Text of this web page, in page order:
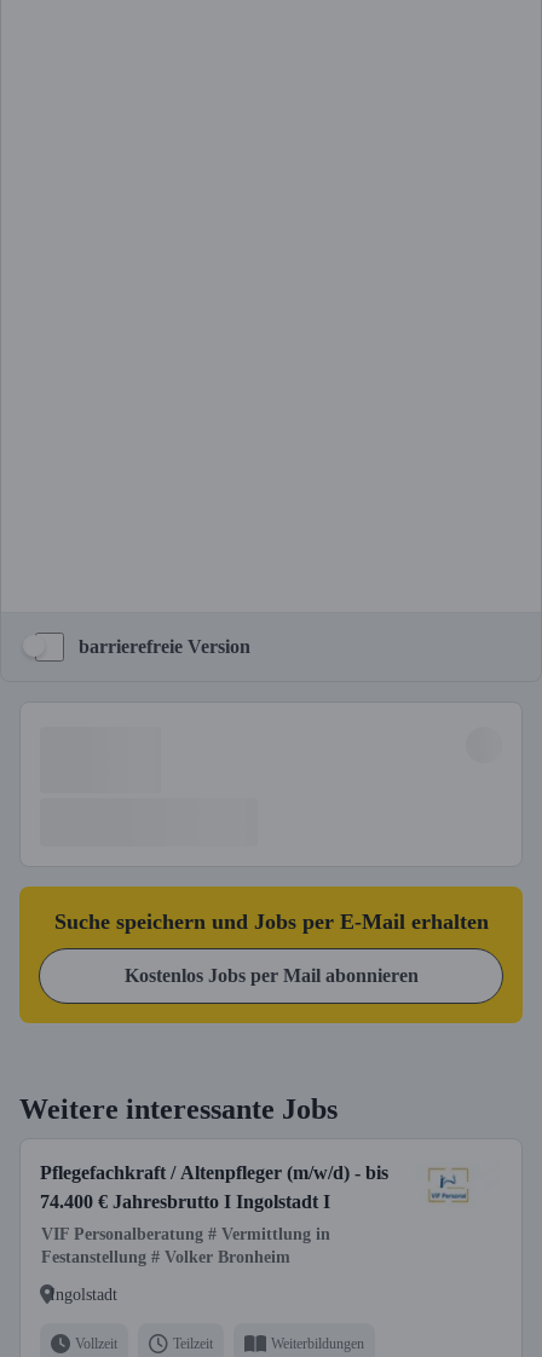
barrierefreie Version
Suche speichern und Jobs per E-Mail erhalten
Kostenlos Jobs per Mail abonnieren
Weitere interessante Jobs
Pflegefachkraft / Altenpfleger (m/w/d) - bis
74.400 € Jahresbrutto I Ingolstadt I
VIF Personalberatung # Vermittlung in
Festanstellung # Volker Bronheim
Ingolstadt
Vollzeit Teilzeit Weiterbildungen